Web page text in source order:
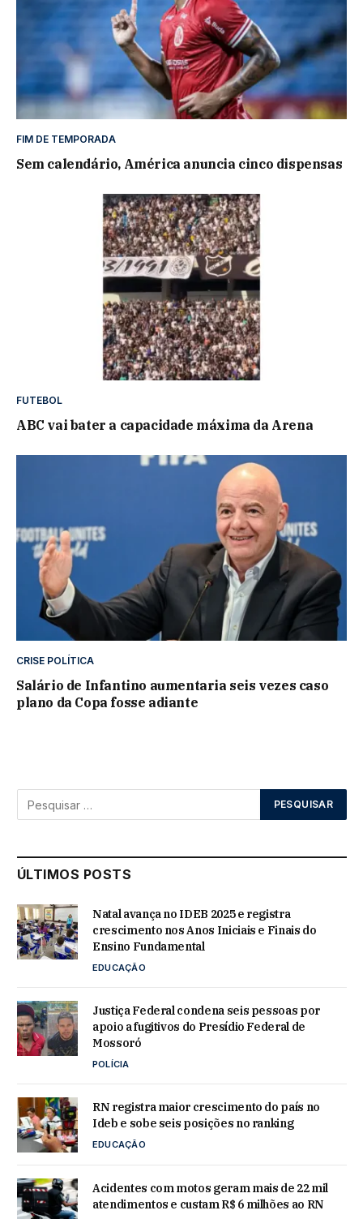
FIM DE TEMPORADA
Sem calendário, América anuncia cinco dispensas
FUTEBOL
ABC vai bater a capacidade máxima da Arena
CRISE POLÍTICA
Salário de Infantino aumentaria seis vezes caso
plano da Copa fosse adiante
ÚLTIMOS POSTS
Natal avança no IDEB 2025 e registra
crescimento nos Anos Iniciais e Finais do
Ensino Fundamental
EDUCAÇÃO
Justiça Federal condena seis pessoas por
apoio a fugitivos do Presídio Federal de
Mossoró
POLÍCIA
RN registra maior crescimento do país no
Ideb e sobe seis posições no ranking
EDUCAÇÃO
Acidentes com motos geram mais de 22 mil
atendimentos e custam R$ 6 milhões ao RN